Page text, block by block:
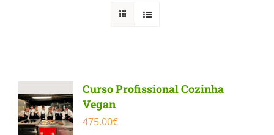
Curso Profissional Cozinha
Vegan
475.00€